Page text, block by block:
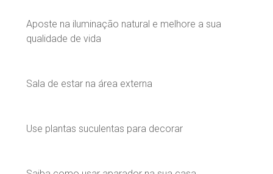
Aposte na iluminação natural e melhore a sua
qualidade de vida
Sala de estar na área externa
Use plantas suculentas para decorar